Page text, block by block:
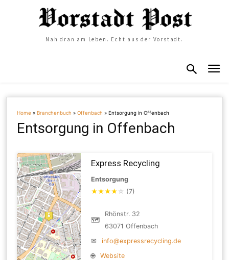
Nah dran am Leben. Echt aus der Vorstadt.
Home »Branchenbuch »Offenbach »Entsorgung in Offenbach
Entsorgung in Offenbach
Express Recycling
Entsorgung
★★★★ ☆ (7)
🗺
Rhönstr. 32
63071 Offenbach
✉
info@expressrecycling.de
🌐
Website